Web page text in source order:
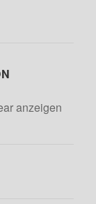
anzeigen